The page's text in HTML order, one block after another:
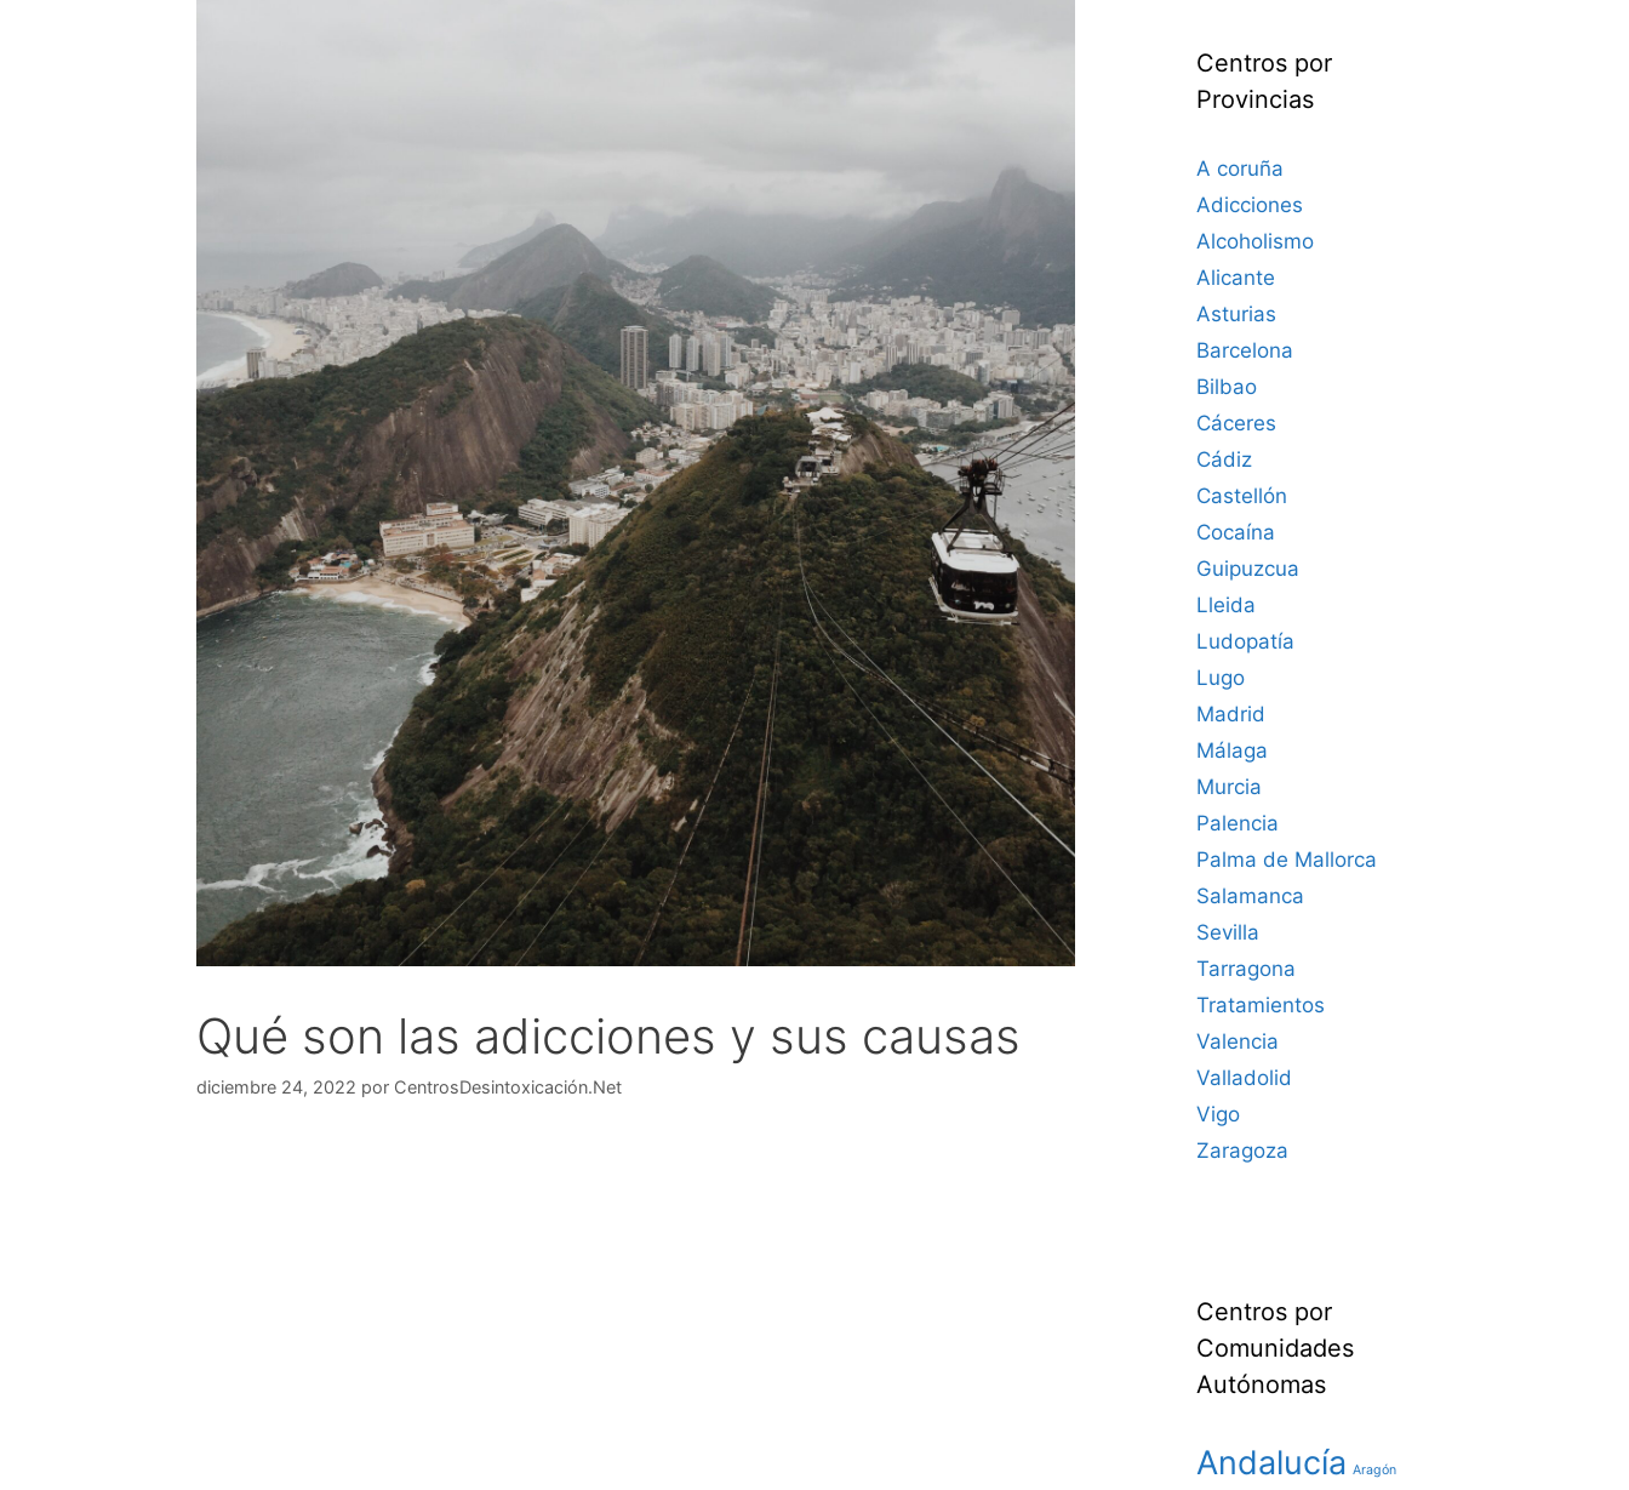
Qué son las adicciones y sus causas
diciembre 24, 2022 por CentrosDesintoxicación.Net
Centros por
Provincias
A coruña
Adicciones
Alcoholismo
Alicante
Asturias
Barcelona
Bilbao
Cáceres‎
Cádiz
Castellón
Cocaína
Guipuzcua
Lleida
Ludopatía
Lugo
Madrid
Málaga
Murcia
Palencia
Palma de Mallorca
Salamanca
Sevilla
Tarragona
Tratamientos
Valencia
Valladolid
Vigo
Zaragoza
Centros por
Comunidades
Autónomas
Andalucía Aragón